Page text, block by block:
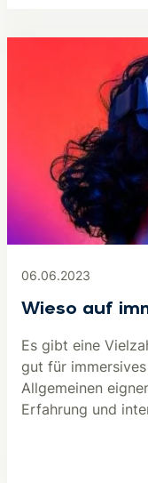
06.06.2023
Wieso auf
Es gibt eine
gut für
Allgemeinen
Erfahrung und